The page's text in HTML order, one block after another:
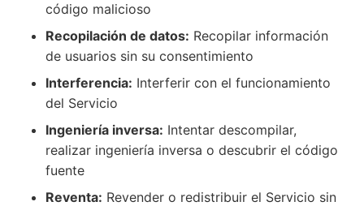
código malicioso
Recopilación de datos: Recopilar información
de usuarios sin su consentimiento
Interferencia: Interferir con el funcionamiento
del Servicio
Ingeniería inversa: Intentar descompilar,
realizar ingeniería inversa o descubrir el código
fuente
Reventa: Revender o redistribuir el Servicio sin